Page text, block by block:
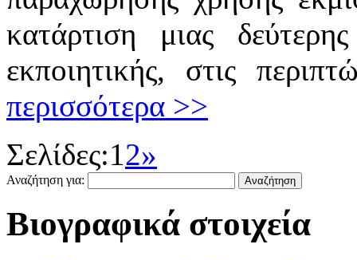
κατάρτιση μιας
εκποιητικής, στις
περισσότερα >>
Σελίδες:1 2»
Αναζήτηση για:
Βιογραφικά στοιχεία